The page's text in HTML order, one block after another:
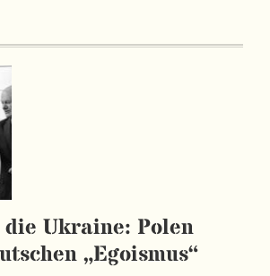
Ukraine: Polen
„Egoismus“